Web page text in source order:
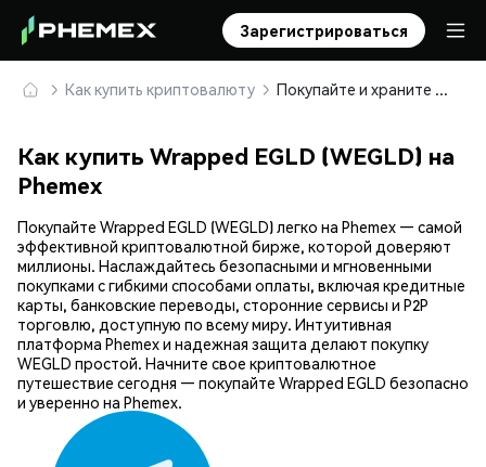
Зарегистрироваться
Как купить криптовалюту Покупайте и храните Wrapped EGLD (WEGLD) безопасно
Как купить Wrapped EGLD (WEGLD) на
Phemex
Покупайте Wrapped EGLD (WEGLD) легко на Phemex — самой
эффективной криптовалютной бирже, которой доверяют
миллионы. Наслаждайтесь безопасными и мгновенными
покупками с гибкими способами оплаты, включая кредитные
карты, банковские переводы, сторонние сервисы и P2P
торговлю, доступную по всему миру. Интуитивная
платформа Phemex и надежная защита делают покупку
WEGLD простой. Начните свое криптовалютное
путешествие сегодня — покупайте Wrapped EGLD безопасно
и уверенно на Phemex.